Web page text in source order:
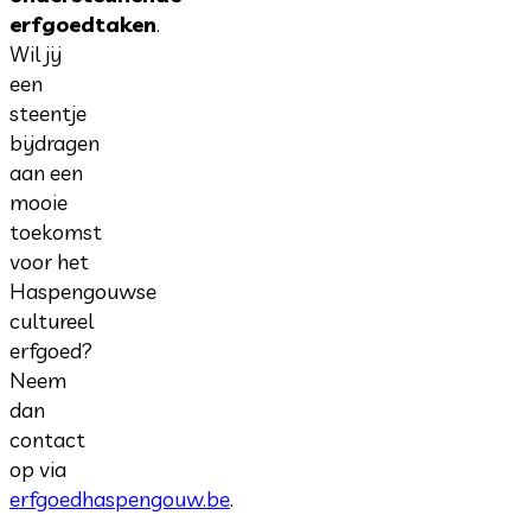
erfgoedtaken.
Wil jij
een
steentje
bijdragen
aan een
mooie
toekomst
voor het
Haspengouwse
cultureel
erfgoed?
Neem
dan
contact
op via
erfgoedhaspengouw.be.